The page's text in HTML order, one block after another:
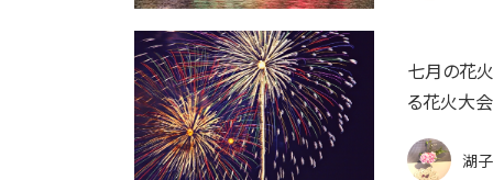
七月の花
る花火大
湖子